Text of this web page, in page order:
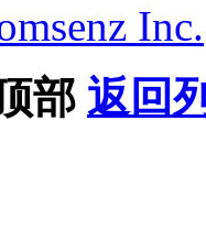
Inc.
部 返回